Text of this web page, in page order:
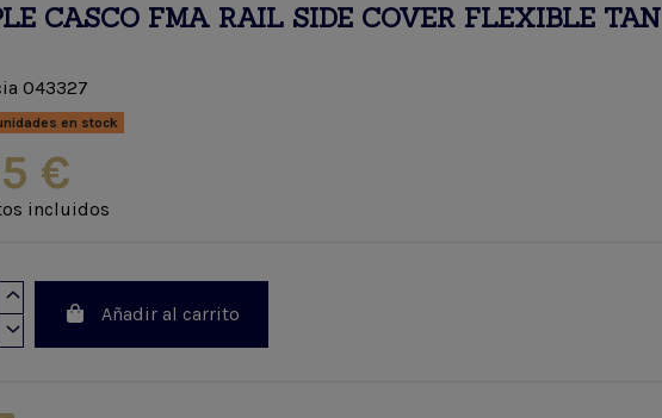
CASCO FMA RAIL SIDE COVER FLEXIBLE TAN
043327
en stock
€
incluidos
Añadir al carrito